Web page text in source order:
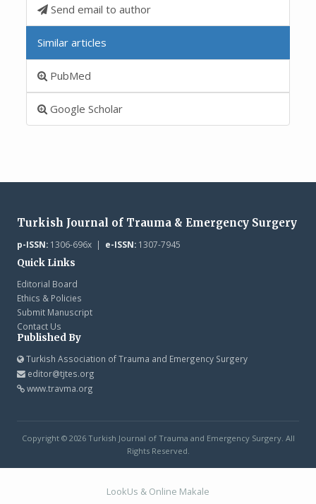
Send email to author
Similar articles
PubMed
Google Scholar
Turkish Journal of Trauma & Emergency Surgery
p-ISSN:1306-696x | e-ISSN:1307-7945
Quick Links
Editorial Board
Ethics & Policies
Submit Manuscript
Contact Us
Published By
Turkish Association of Trauma and Emergency Surgery
editor@tjtes.org
www.travma.org
Copyright © 2026 Turkish Journal of Trauma and Emergency Surgery. All
Rights Reserved.
LookUs & Online Makale